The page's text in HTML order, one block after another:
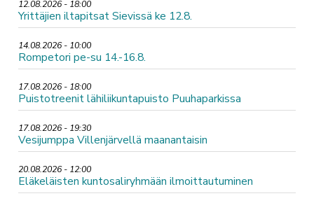
12.08.2026 - 18:00
Yrittäjien iltapitsat Sievissä ke 12.8.
14.08.2026 - 10:00
Rompetori pe-su 14.-16.8.
17.08.2026 - 18:00
Puistotreenit lähiliikuntapuisto Puuhaparkissa
17.08.2026 - 19:30
Vesijumppa Villenjärvellä maanantaisin
20.08.2026 - 12:00
Eläkeläisten kuntosaliryhmään ilmoittautuminen